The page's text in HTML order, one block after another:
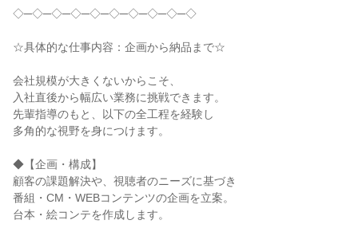
◇─◇─◇─◇─◇─◇─◇─◇─◇─◇
☆具体的な仕事内容：企画から納品まで☆
会社規模が大きくないからこそ、
入社直後から幅広い業務に挑戦できます。
先輩指導のもと、以下の全工程を経験し
多角的な視野を身につけます。
◆【企画・構成】
顧客の課題解決や、視聴者のニーズに基づき
番組・CM・WEBコンテンツの企画を立案。
台本・絵コンテを作成します。